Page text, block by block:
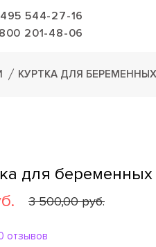
544-27-16
201-48-06
КУРТКА ДЛЯ БЕРЕМЕННЫХ
для
3 500,00 руб.
отзывов